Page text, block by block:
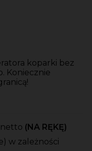
koparki bez
Koniecznie
netto (NA RĘKĘ)
w zależności